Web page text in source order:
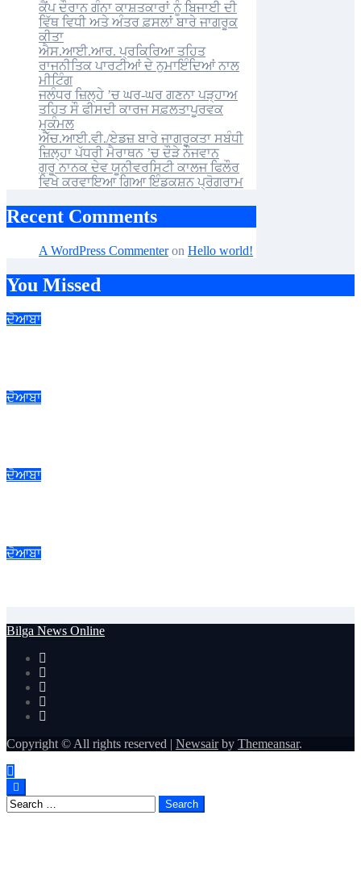
ਕੈਂਪ ਦੌਰਾਨ ਗੰਨਾ ਕਾਸ਼ਤਕਾਰਾਂ ਨੂੰ ਬਿਜਾਈ ਦੀ
ਵਿੱਥ ਵਿਧੀ ਅਤੇ ਅੰਤਰ ਫ਼ਸਲਾਂ ਬਾਰੇ ਜਾਗਰੂਕ
ਕੀਤਾ
ਐਸ.ਆਈ.ਆਰ. ਪ੍ਰਕਿਰਿਆ ਤਹਿਤ
ਰਾਜਨੀਤਿਕ ਪਾਰਟੀਆਂ ਦੇ ਨੁਮਾਇੰਦਿਆਂ ਨਾਲ
ਮੀਟਿੰਗ
ਜਲੰਧਰ ਜ਼ਿਲ੍ਹੇ ’ਚ ਘਰ-ਘਰ ਗਣਨਾ ਪੜ੍ਹਾਅ
ਤਹਿਤ ਸੌ ਫੀਸਦੀ ਕਾਰਜ ਸਫ਼ਲਤਾਪੂਰਵਕ
ਮੁਕੰਮਲ
ਐੱਚ.ਆਈ.ਵੀ./ਏਡਜ਼ ਬਾਰੇ ਜਾਗਰੂਕਤਾ ਸਬੰਧੀ
ਜ਼ਿਲ੍ਹਾ ਪੱਧਰੀ ਮੈਰਾਥਨ ’ਚ ਦੌੜੇ ਨੌਜਵਾਨ
ਗੁਰੂ ਨਾਨਕ ਦੇਵ ਯੂਨੀਵਰਸਿਟੀ ਕਾਲਜ ਫਿਲੌਰ
ਵਿਖੇ ਕਰਵਾਇਆ ਗਿਆ ਇੰਡਕਸ਼ਨ ਪ੍ਰੋਗਰਾਮ
Recent Comments
A WordPress Commenteron Hello world!
You Missed
ਦੋਆਬਾ
ਦੋਆਬਾ
ਦੋਆਬਾ
ਦੋਆਬਾ
Bilga News Online
Copyright © All rights reserved | Newsairby Themeansar.
Search
for: